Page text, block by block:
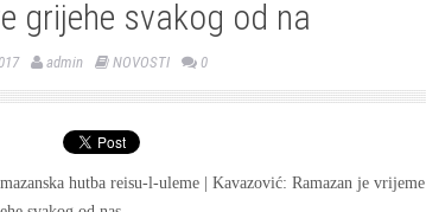
grijehe svakog od na
admin NOVOSTI 0